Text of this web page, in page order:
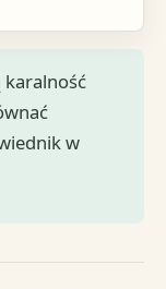
karalność
w